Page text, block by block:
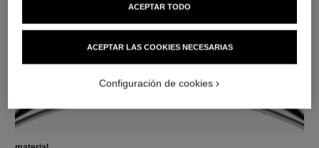
ACEPTAR LAS COOKIES NECESARIAS
ACEPTAR TODO
Configuración de cookies